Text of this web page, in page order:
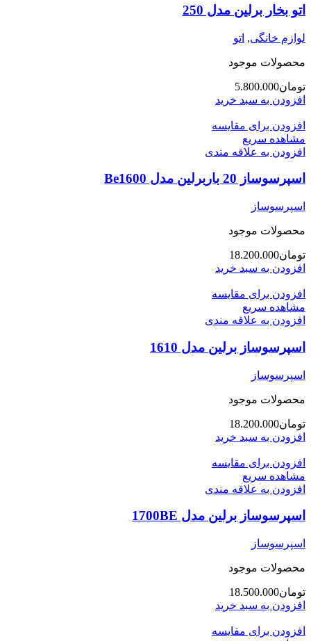
اتو بخار برلین مدل 250
لوازم خانگی, اتو
محصولات موجود
تومان5.800.000
افزودن به سبد خرید
افزودن برای مقایسه
مشاهده سریع
افزودن به علاقه مندی
اسپرسوساز 20 باربرلین مدل Be1600
اسپرسوساز
محصولات موجود
تومان18.200.000
افزودن به سبد خرید
افزودن برای مقایسه
مشاهده سریع
افزودن به علاقه مندی
اسپرسوساز برلین مدل 1610
اسپرسوساز
محصولات موجود
تومان18.200.000
افزودن به سبد خرید
افزودن برای مقایسه
مشاهده سریع
افزودن به علاقه مندی
اسپرسوساز برلین مدل 1700BE
اسپرسوساز
محصولات موجود
تومان18.500.000
افزودن به سبد خرید
افزودن برای مقایسه